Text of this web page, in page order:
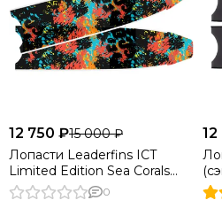
12 750 ₽15 000 ₽
Лопасти Leaderfins ICT
Limited Edition Sea Corals
(стеклотекстолит)
0